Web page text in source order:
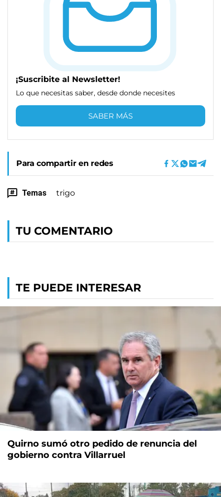
¡Suscribite al Newsletter!
Lo que necesitas saber, desde donde necesites
SABER MÁS
Para compartir en redes
Temas trigo
TU COMENTARIO
TE PUEDE INTERESAR
Quirno sumó otro pedido de renuncia del
gobierno contra Villarruel